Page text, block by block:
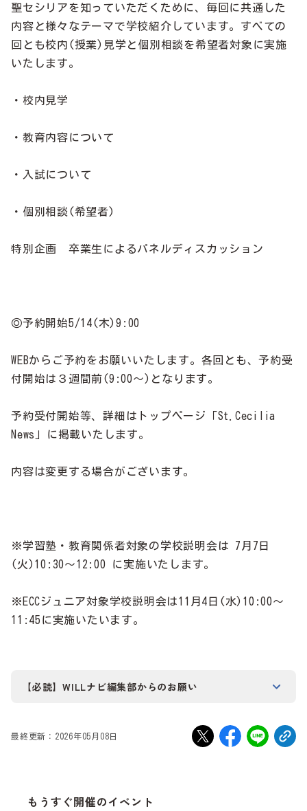
聖セシリアを知っていただくために、毎回に共通した
内容と様々なテーマで学校紹介しています。すべての
回とも校内(授業)見学と個別相談を希望者対象に実施
いたします。
・校内見学
・教育内容について
・入試について
・個別相談(希望者)
特別企画 卒業生によるパネルディスカッション
◎予約開始5/14(木)9:00
WEBからご予約をお願いいたします。各回とも、予約受
付開始は３週間前(9:00～)となります。
予約受付開始等、詳細はトップページ「St.Cecilia
News」に掲載いたします。
内容は変更する場合がございます。
※学習塾・教育関係者対象の学校説明会は 7月7日
(火)10:30～12:00 に実施いたします。
※ECCジュニア対象学校説明会は11月4日(水)10:00～
11:45に実施いたいます。
【必読】WILLナビ編集部からのお願い
WILLナビ編集部が学校様から直接依頼を受けて掲載、ま
たは、WILLナビ編集部が独自で入手して掲載しておりま
最終更新：2026年05月08日
もうすぐ開催のイベント